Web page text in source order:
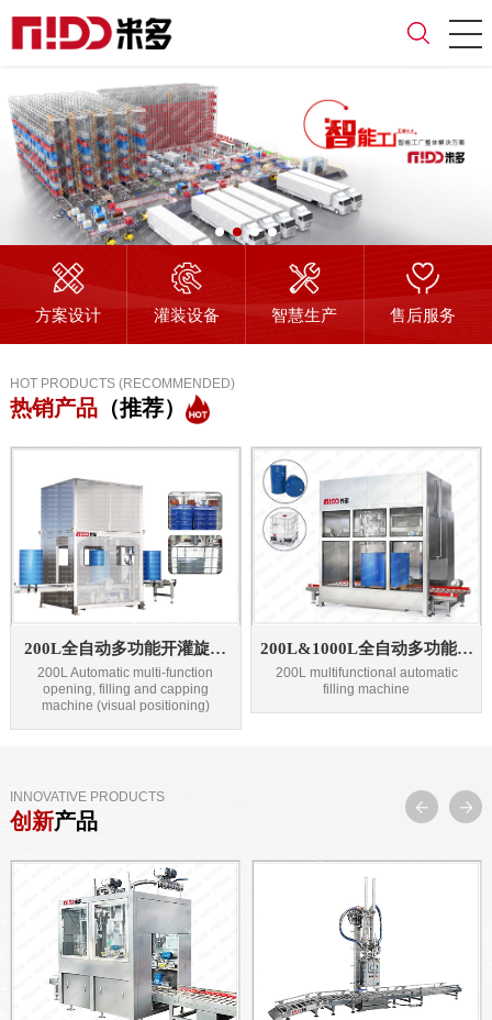
方案设计 灌装设备 智慧生产 售后服务
HOT PRODUCTS (RECOMMENDED)
热销产品（推荐）
200L全自动多功能开灌旋机
组（视觉定位）
200L Automatic multi-function
opening, filling and capping
machine (visual positioning)
200L&1000L全自动多功能开
灌旋一体机
200L multifunctional automatic
filling machine
INNOVATIVE PRODUCTS
创新产品